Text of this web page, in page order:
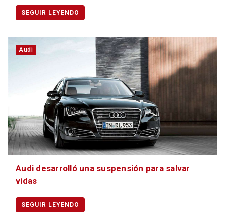
SEGUIR LEYENDO
Audi
Audi desarrolló una suspensión para salvar
vidas
SEGUIR LEYENDO